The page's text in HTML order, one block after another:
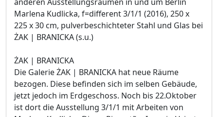
Marlena Kudlicka, f=different 3/1/1 (2016), 250 x
225 x 30 cm, pulverbeschichteter Stahl und Glas bei
ŻAK | BRANICKA (s.u.)
ŻAK | BRANICKA
Die Galerie ŻAK | BRANICKA hat neue Räume
bezogen. Diese befinden sich im selben Gebäude,
jetzt jedoch im Erdgeschoss. Noch bis 22.Oktober
ist dort die Ausstellung 3/1/1 mit Arbeiten von